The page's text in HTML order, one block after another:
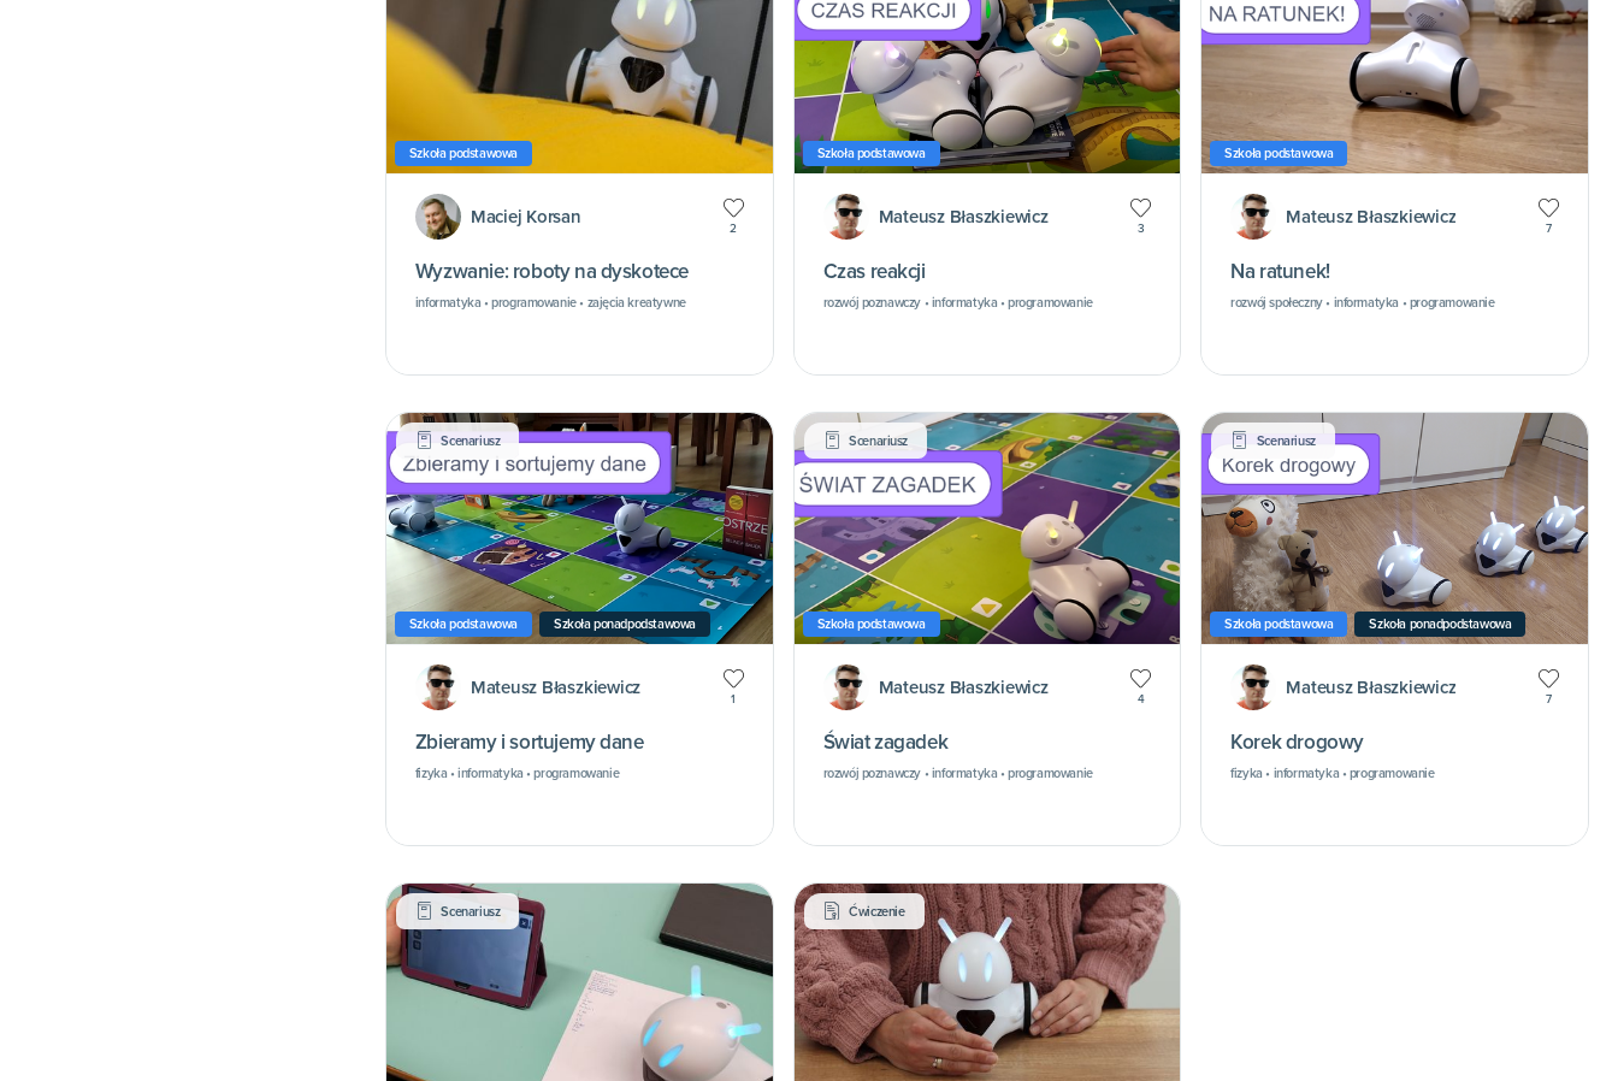
Szkoła podstawowa
Maciej Korsan
2
Wyzwanie: roboty na dyskotece
informatyka • programowanie • zajęcia kreatywne
Szkoła podstawowa
Mateusz Błaszkiewicz
3
Czas reakcji
rozwój poznawczy • informatyka • programowanie
Szkoła podstawowa
Mateusz Błaszkiewicz
7
Na ratunek!
rozwój społeczny • informatyka • programowanie
Scenariusz
Szkoła podstawowa Szkoła ponadpodstawowa
Mateusz Błaszkiewicz
1
Zbieramy i sortujemy dane
fizyka • informatyka • programowanie
Scenariusz
Szkoła podstawowa
Mateusz Błaszkiewicz
4
Świat zagadek
rozwój poznawczy • informatyka • programowanie
Scenariusz
Szkoła podstawowa Szkoła ponadpodstawowa
Mateusz Błaszkiewicz
7
Korek drogowy
fizyka • informatyka • programowanie
Scenariusz Ćwiczenie